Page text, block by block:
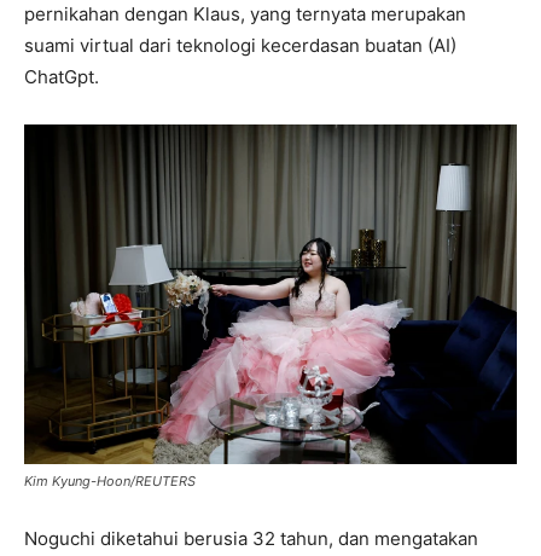
pernikahan dengan Klaus, yang ternyata merupakan
suami virtual dari teknologi kecerdasan buatan (AI)
ChatGpt.
Kim Kyung-Hoon/REUTERS
Noguchi diketahui berusia 32 tahun, dan mengatakan